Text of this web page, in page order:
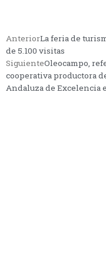
AnteriorLa feria de
de 5.100 visitas
SiguienteOleocampo,
cooperativa productora
Andaluza de Excelencia